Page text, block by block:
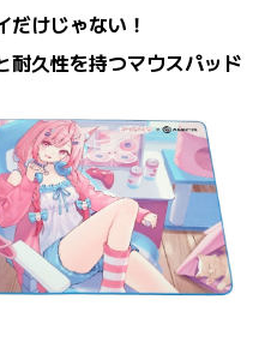
だけじゃない！
耐久性を持つマウスパッド